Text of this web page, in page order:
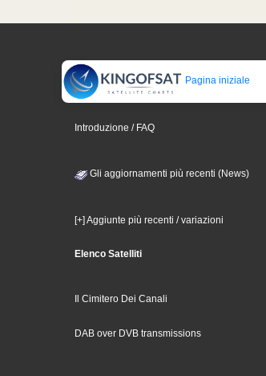
Pagina iniziale
Introduzione / FAQ
Gli aggiornamenti più recenti (News)
[+] Aggiunte più recenti / variazioni
Elenco Satelliti
Il Cimitero Dei Canali
DAB over DVB transmissions